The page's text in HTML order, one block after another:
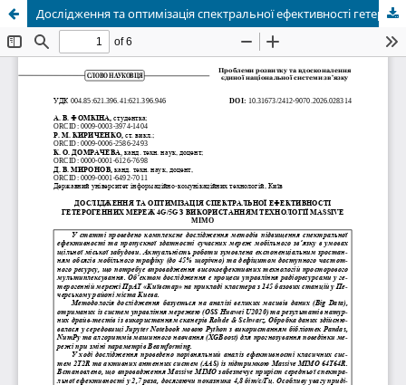
Дослідження та оптимізація спектральної ефективності гетерогенних мереж 4G/5G з використанням технології Massive MIMO